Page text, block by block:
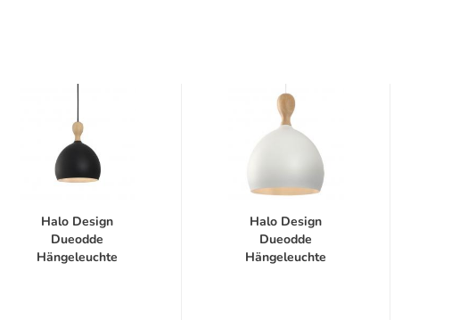
Halo Design
Dueodde
Hängeleuchte
Halo Design
Dueodde
Hängeleuchte